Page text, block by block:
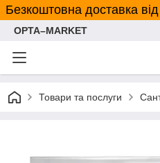
Безкоштовна доставка
OPTA–MARKET
Товари та послуги